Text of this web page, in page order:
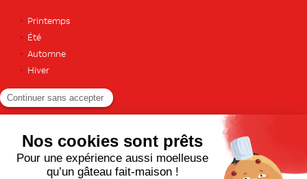
Printemps
Été
Automne
Hiver
TOUTES LES RECETTES